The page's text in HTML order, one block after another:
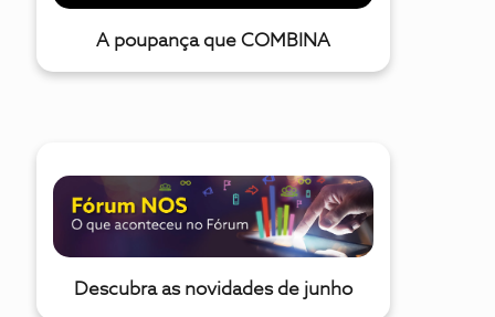
A poupança que COMBINA
Descubra as novidades de junho